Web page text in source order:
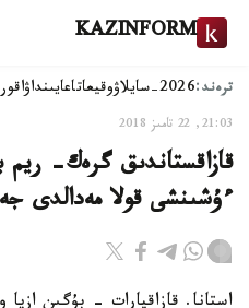
KAZINFORM
ترەند:2026-سايلاۋ وقيعاتاعايىنداۋ
21:03, 22 تامىز 2018
قازاقستاندىق گرەك- ريم
ءۇشىنشى قولا مەدالدى